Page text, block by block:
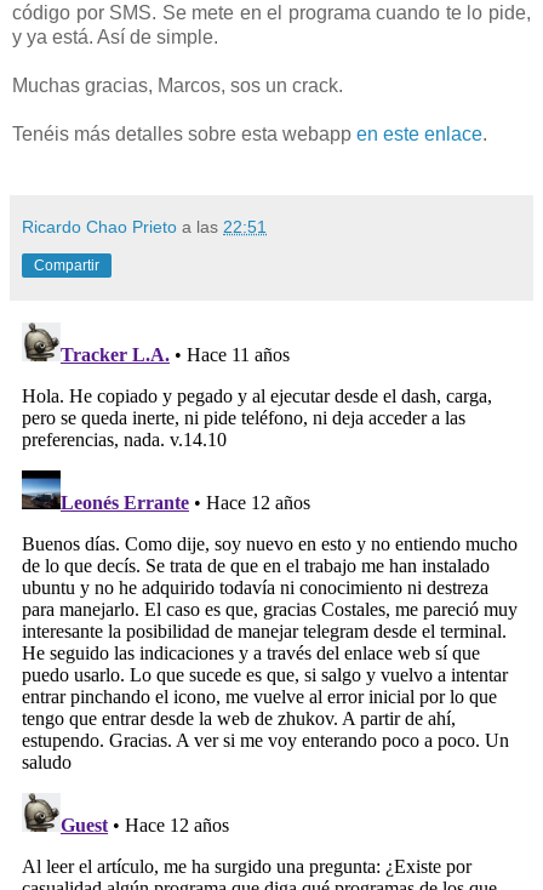
código por SMS. Se mete en el programa cuando te lo pide,
y ya está. Así de simple.
Muchas gracias, Marcos, sos un crack.
Tenéis más detalles sobre esta webapp en este enlace.
Ricardo Chao Prieto a las 22:51
Compartir